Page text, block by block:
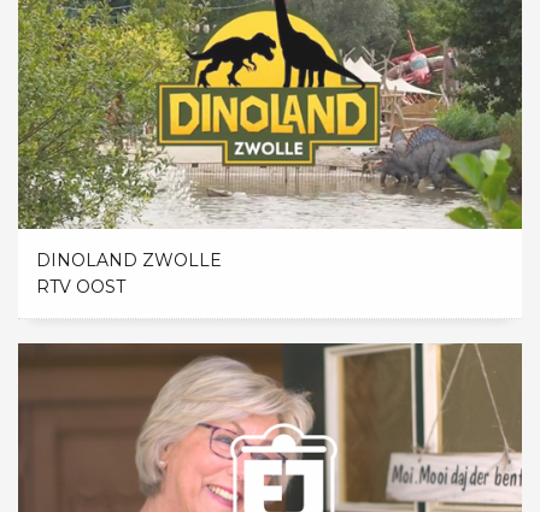
DINOLAND ZWOLLE
RTV OOST